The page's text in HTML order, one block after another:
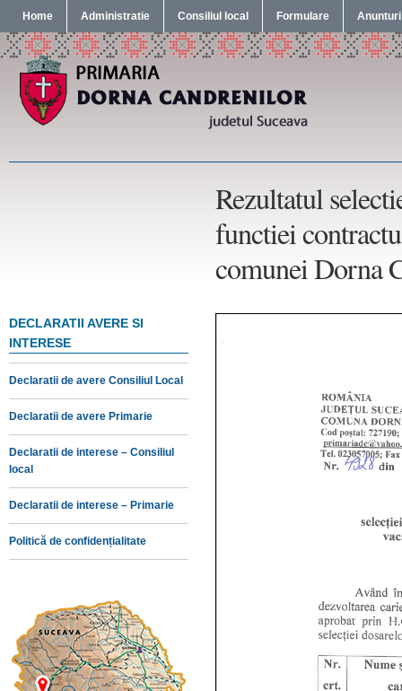
Home Administratie Consiliul local Formulare Anunturi
Rezultatul
functiei
comunei Dorna
DECLARATII AVERE SI
INTERESE
Declaratii de avere Consiliul Local
Declaratii de avere Primarie
Declaratii de interese – Consiliul
local
Declaratii de interese – Primarie
Politică de confidențialitate